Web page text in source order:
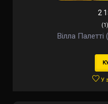
2
(1)
Вілла
У